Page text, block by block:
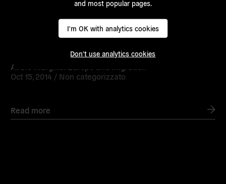
and most popular pages.
I'm OK with analytics cookies
Don't use analytics cookies
At the Margins: Europe and Migration
Oct 15, 2014 / Non categorizzato
Read more